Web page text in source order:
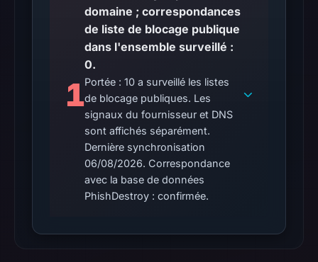
Mar
3,
2026
04:14
UTC.
AlienVault
OTX
recorded
0
community
1
domaine ; correspondances
de liste de blocage publique
dans l'ensemble surveillé :
0.
Portée : 10 a surveillé les listes
de blocage publiques. Les
signaux du fournisseur et DNS
sont affichés séparément.
Dernière synchronisation
06/08/2026. Correspondance
avec la base de données
PhishDestroy : confirmée.